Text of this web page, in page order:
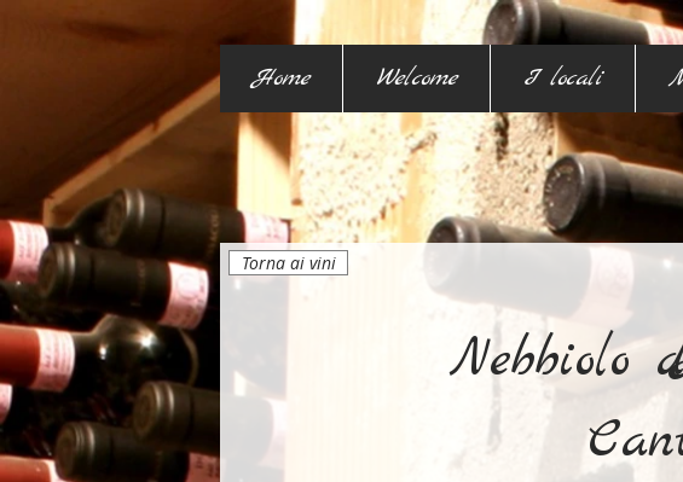
Home Welcome I locali
Torna ai vini
Nebbiolo